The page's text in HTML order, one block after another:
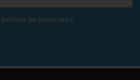
política de privacidad